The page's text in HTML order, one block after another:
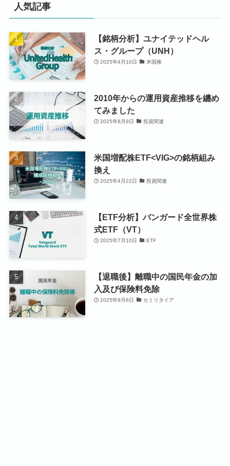
人気記事
【銘柄分析】ユナイテッドヘル
ス・グループ（UNH）
2025年4月10日 米国株
2010年からの運用資産推移を纏め
てみました
2025年8月9日 投資関連
米国増配株ETF<VIG>の銘柄組み
換え
2025年4月22日 投資関連
【ETF分析】バンガード全世界株
式ETF（VT）
2025年7月10日 ETF
【退職後】離職中の国民年金の加
入及び保険料免除
2025年9月6日 セミリタイア